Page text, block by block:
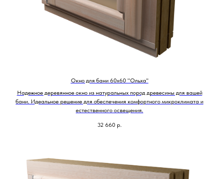
Окно для бани 60х60 "Ольха"
Надежное деревянное окно из натуральных пород древесины для вашей
бани. Идеальное решение для обеспечения комфортного микроклимата и
естественного освещения.
32 660 р.